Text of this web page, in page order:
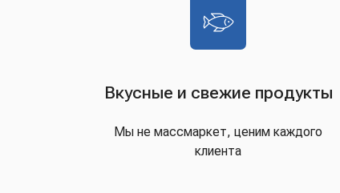
Вкусные и свежие продукты
Мы не массмаркет, ценим каждого
клиента